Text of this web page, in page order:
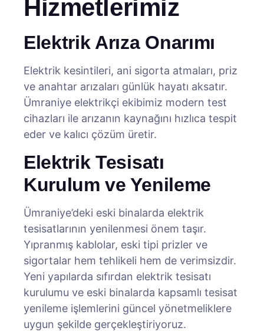
Hizmetlerimiz
Elektrik Arıza Onarımı
Elektrik kesintileri, ani sigorta atmaları, priz
ve anahtar arızaları günlük hayatı aksatır.
Ümraniye elektrikçi ekibimiz modern test
cihazları ile arızanın kaynağını hızlıca tespit
eder ve kalıcı çözüm üretir.
Elektrik Tesisatı
Kurulum ve Yenileme
Ümraniye’deki eski binalarda elektrik
tesisatlarının yenilenmesi önem taşır.
Yıpranmış kablolar, eski tipi prizler ve
sigortalar hem tehlikeli hem de verimsizdir.
Yeni yapılarda sıfırdan elektrik tesisatı
kurulumu ve eski binalarda kapsamlı tesisat
yenileme işlemlerini güncel yönetmeliklere
uygun şekilde gerçekleştiriyoruz.